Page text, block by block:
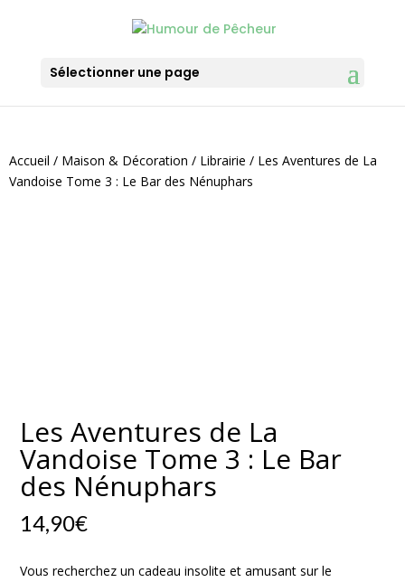
Sélectionner une page
Accueil / Maison & Décoration / Librairie / Les Aventures de La
Vandoise Tome 3 : Le Bar des Nénuphars
Les Aventures de La
Vandoise Tome 3 : Le Bar
des Nénuphars
14,90€
Vous recherchez un cadeau insolite et amusant sur le